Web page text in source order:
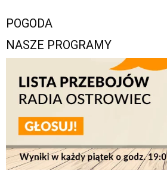
POGODA
NASZE PROGRAMY